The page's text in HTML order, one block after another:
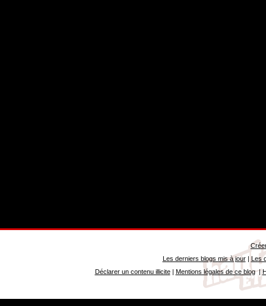
Les derniers blogs mis à jour| Les
Déclarer un contenu illicite| Mentions légales de ce blog|